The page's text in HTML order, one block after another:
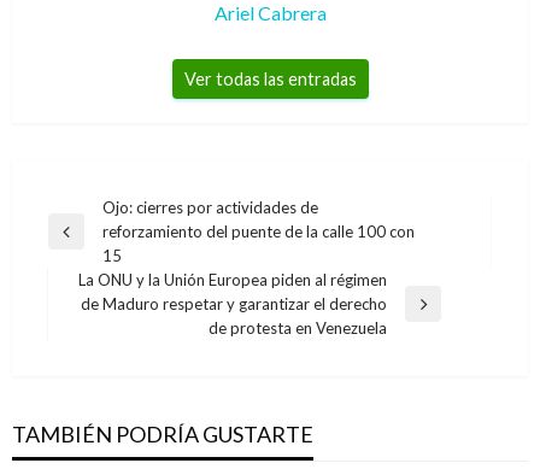
Ariel Cabrera
Ver todas las entradas
Navegación
de
entradas
Entrada
Ojo: cierres por actividades de
reforzamiento del puente de la calle 100 con
15
Entrada
La ONU y la Unión Europea piden al régimen
de Maduro respetar y garantizar el derecho
de protesta en Venezuela
TAMBIÉN PODRÍA GUSTARTE